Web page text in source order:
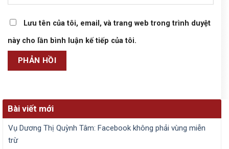
Lưu tên của tôi, email, và trang web trong trình duyệt
này cho lần bình luận kế tiếp của tôi.
Bài viết mới
Vụ Dương Thị Quỳnh Tâm: Facebook không phải vùng miễn
trừ